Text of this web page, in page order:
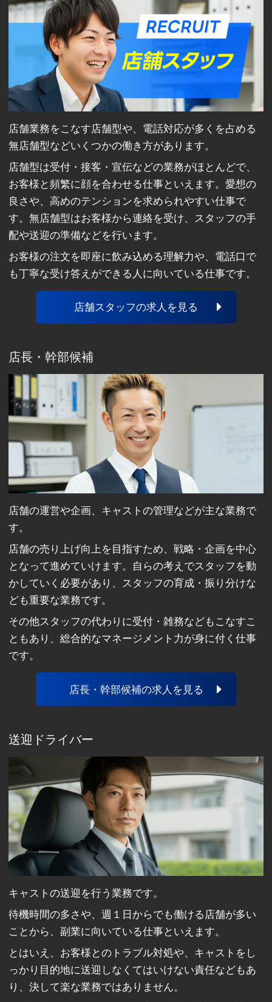
店舗業務をこなす店舗型や、電話対応が多くを占める
無店舗型などいくつかの働き方があります。
店舗型は受付・接客・宣伝などの業務がほとんどで、
お客様と頻繁に顔を合わせる仕事といえます。愛想の
良さや、高めのテンションを求められやすい仕事で
す。無店舗型はお客様から連絡を受け、スタッフの手
配や送迎の準備などを行います。
お客様の注文を即座に飲み込める理解力や、電話口で
も丁寧な受け答えができる人に向いている仕事です。
店舗スタッフの求人を見る
店長・幹部候補
店舗の運営や企画、キャストの管理などが主な業務で
す。
店舗の売り上げ向上を目指すため、戦略・企画を中心
となって進めていけます。自らの考えでスタッフを動
かしていく必要があり、スタッフの育成・振り分けな
ども重要な業務です。
その他スタッフの代わりに受付・雑務などもこなすこ
ともあり、総合的なマネージメント力が身に付く仕事
です。
店長・幹部候補の求人を見る
送迎ドライバー
キャストの送迎を行う業務です。
待機時間の多さや、週１日からでも働ける店舗が多い
ことから、副業に向いている仕事といえます。
とはいえ、お客様とのトラブル対処や、キャストをし
っかり目的地に送迎しなくてはいけない責任などもあ
り、決して楽な業務ではありません。